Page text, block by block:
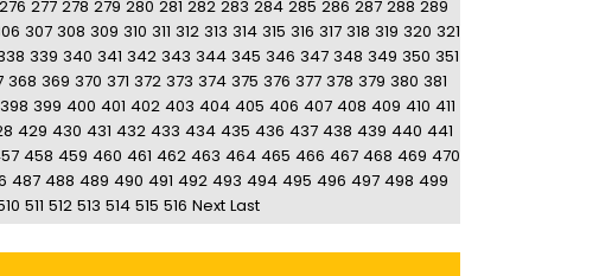
276 277 278 279 280 281 282 283 284 285 286 287 288 289
307 308 309 310 311 312 313 314 315 316 317 318 319 320 321
339 340 341 342 343 344 345 346 347 348 349 350 351
368 369 370 371 372 373 374 375 376 377 378 379 380 381
398 399 400 401 402 403 404 405 406 407 408 409 410 411
429 430 431 432 433 434 435 436 437 438 439 440 441
458 459 460 461 462 463 464 465 466 467 468 469 470
487 488 489 490 491 492 493 494 495 496 497 498 499
511 512 513 514 515 516 Next Last